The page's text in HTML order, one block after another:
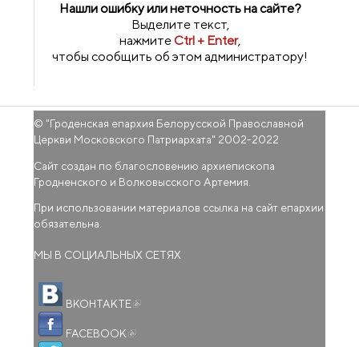
Нашли ошибку или неточность на сайте?
Выделите текст,
нажмитеCtrl + Enter,
чтобы сообщить об этом администратору!
© "Гроденская епархия Белорусской Православной
Церкви Московского Патриархата" 2002-2022
Сайт создан по благословению архиепископа
Гродненского и Волковысского Артемия.
При использовании материалов ссылка на сайт епархии
обязательна.
МЫ В СОЦИАЛЬНЫХ СЕТЯХ
ВКОНТАКТЕ
FACEBOOK